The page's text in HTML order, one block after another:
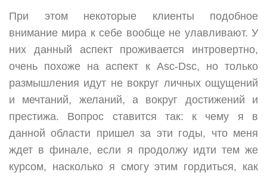
При этом некоторые клиенты подобное
внимание мира к себе вообще не улавливают. У
них данный аспект проживается интровертно,
очень похоже на аспект к Asc-Dsc, но только
размышления идут не вокруг личных ощущений
и мечтаний, желаний, а вокруг достижений и
престижа. Вопрос ставится так: к чему я в
данной области пришел за эти годы, что меня
ждет в финале, если я продолжу идти тем же
курсом, насколько я смогу этим гордиться, как